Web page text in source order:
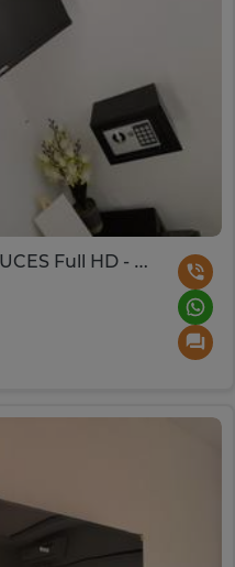
DESKA - SMARTV TV 32 POUCES Full HD - Noir